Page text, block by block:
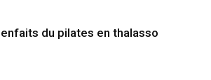
du pilates en thalasso